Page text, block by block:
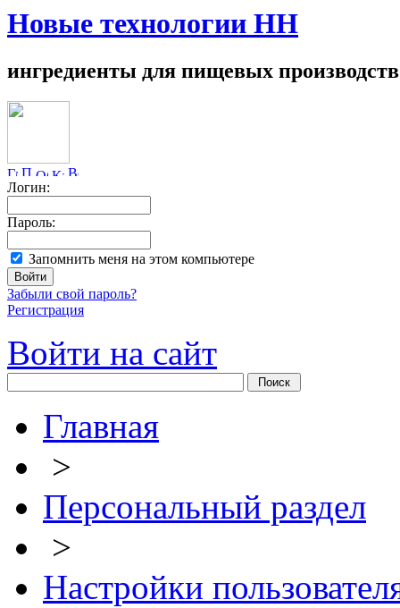
Новые технологии НН
ингредиенты для пищевых производств
Логин:
Пароль:
Запомнить меня на этом компьютере
Забыли свой пароль?
Регистрация
Войти на сайт
Главная
>
Персональный раздел
>
Настройки